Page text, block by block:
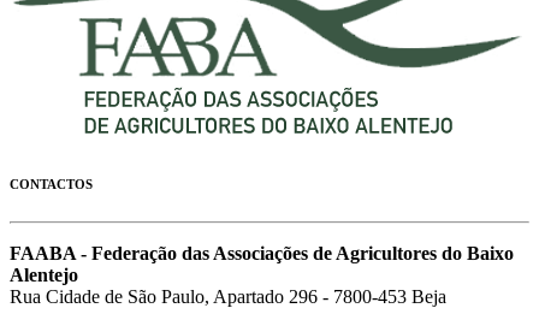
CONTACTOS
FAABA - Federação das Associações de Agricultores do Baixo
Alentejo
Rua Cidade de São Paulo, Apartado 296 - 7800-453 Beja